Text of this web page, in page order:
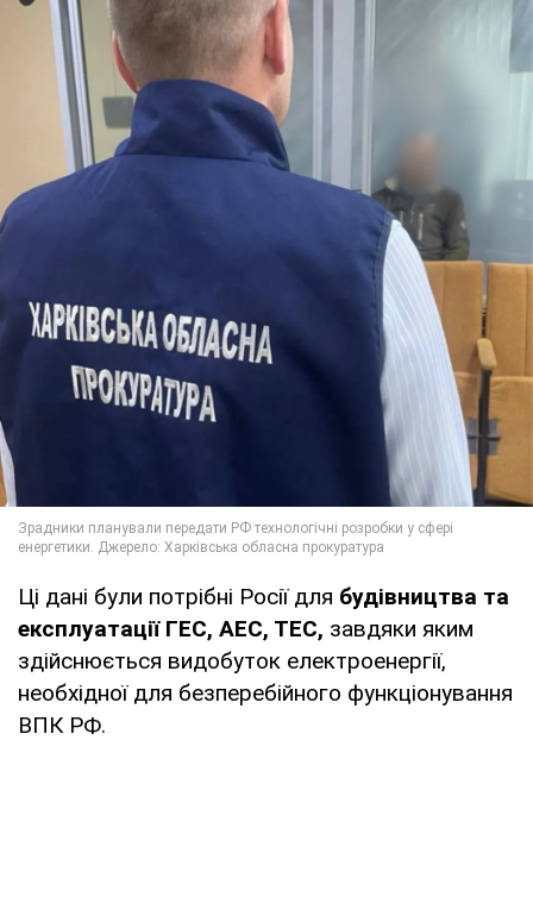
Ці дані були потрібні Росії для будівництва та
експлуатації ГЕС, АЕС, ТЕС, завдяки яким
здійснюється видобуток електроенергії,
необхідної для безперебійного функціонування
ВПК РФ.